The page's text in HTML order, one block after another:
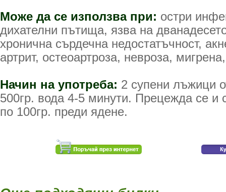
Може да се използва при: остри
дихателни пътища, язва на
хронична сърдечна недостатъчност,
артрит, остеоартроза, невроза,
Начин на употреба: 2 супени лъжици
500гр. вода 4-5 минути. Прецежда се и
по 100гр. преди ядене.